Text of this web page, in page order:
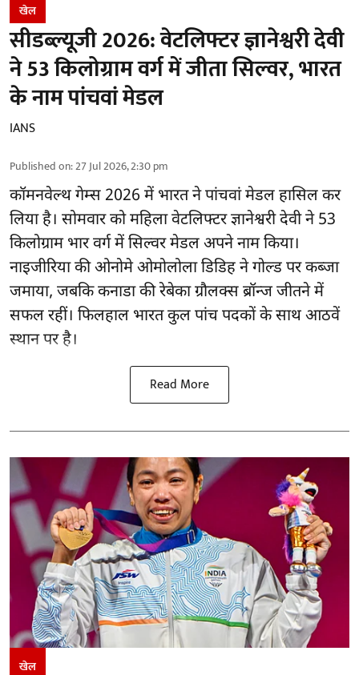
खेल
सीडब्ल्यूजी 2026: वेटलिफ्टर ज्ञानेश्वरी देवी
ने 53 किलोग्राम वर्ग में जीता सिल्वर, भारत
के नाम पांचवां मेडल
IANS
Published on:27 Jul 2026, 2:30 pm
कॉमनवेल्थ गेम्स 2026 में भारत ने पांचवां मेडल हासिल कर
लिया है। सोमवार को महिला वेटलिफ्टर ज्ञानेश्वरी देवी ने 53
किलोग्राम भार वर्ग में सिल्वर मेडल अपने नाम किया।
नाइजीरिया की ओनोमे ओमोलोला डिडिह ने गोल्ड पर कब्जा
जमाया, जबकि कनाडा की रेबेका ग्रौलक्स ब्रॉन्ज जीतने में
सफल रहीं। फिलहाल भारत कुल पांच पदकों के साथ आठवें
स्थान पर है।
Read More
खेल